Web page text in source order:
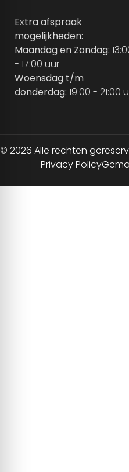
Extra afspraak
mogelijkheden:
Maandag en Zondag:
- 17:00 uur
Woensdag t/m
donderdag: 19:00 - 21:00
© 2026 Alle rechten
Privacy Policy